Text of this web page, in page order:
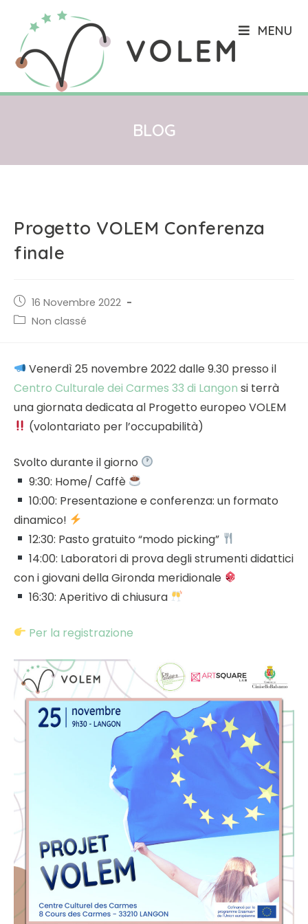
contenuto
MENU
BLOG
Progetto VOLEM Conferenza
finale
Post
published:
16 Novembre 2022
PostNon classé
Venerdì 25 novembre 2022 dalle 9.30 presso il
Centro Culturale dei Carmes 33 di Langon si terrà
una giornata dedicata al Progetto europeo VOLEM
(volontariato per l’occupabilità)
Svolto durante il giorno
9:30: Home/ Caffè
10:00: Presentazione e conferenza: un formato
dinamico!
12:30: Pasto gratuito “modo picking”
14:00: Laboratori di prova degli strumenti didattici
con i giovani della Gironda meridionale
16:30: Aperitivo di chiusura
Per la registrazione